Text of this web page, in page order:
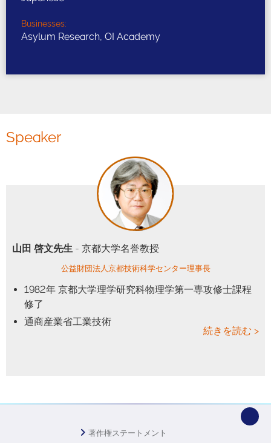
Businesses:
Asylum Research, OI Academy
Speaker
山田 啓文先生 - 京都大学名誉教授
公益財団法人京都技術科学センター理事長
1982年 京都大学理学研究科物理学第一専攻修士課程
修了
通商産業省工業技術
続きを読む >
著作権ステートメント